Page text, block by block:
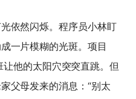
依然闪烁。程序员小林盯
一片模糊的光斑。项目
他的太阳穴突突直跳。但
父母发来的消息：“别太